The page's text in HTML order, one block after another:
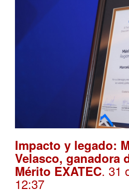
Impacto y legado:
Velasco, ganadora
Mérito EXATEC. 31
12:37